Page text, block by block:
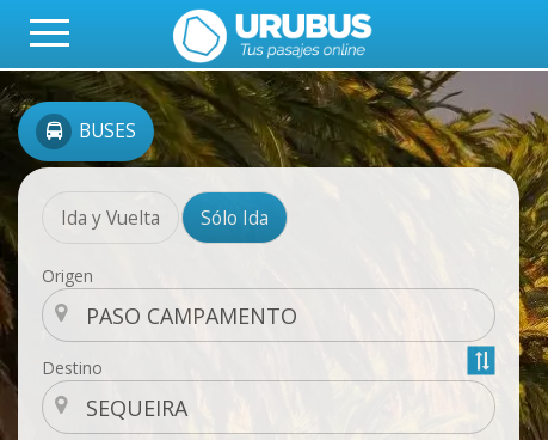
BUSES
Ida y Vuelta Sólo Ida
Origen
Destino